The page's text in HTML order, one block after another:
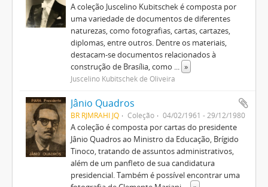
A coleção Juscelino Kubitschek é composta por
uma variedade de documentos de diferentes
naturezas, como fotografias, cartas, cartazes,
diplomas, entre outros. Dentre os materiais,
destacam-se documentos relacionados à
construção de Brasília, como ... »
Juscelino Kubitschek de Oliveira
Jânio Quadros
BR RJMRAHI JQ Coleção 04/02/1961 - 29/12/1980
A coleção é composta por cartas do presidente
Jânio Quadros ao Ministro da Educação, Brígido
Tinoco, tratando de assuntos administrativos,
além de um panfleto de sua candidatura
presidencial. Também é possível encontrar uma